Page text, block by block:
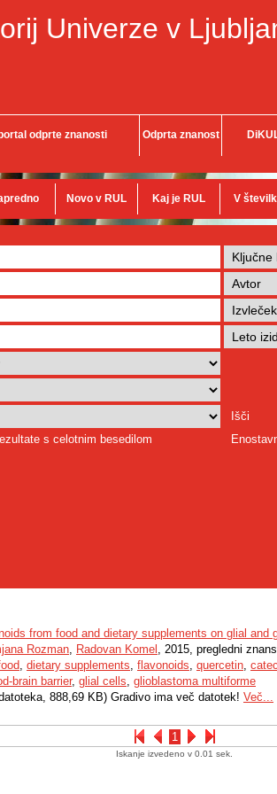
Univerze v
odprte znanosti Odprta znanost
Novo v RUL Kaj je RUL V
Išči
s celotnim besedilom
1
from food and dietary supplements on glial and
Rozman, Radovan Komel , 2015, pregledni
, dietary supplements, flavonoids, quercetin,
brain barrier, glial cells, glioblastoma multiforme
888,69 KB) Gradivo ima več datotek! Več...
Iskanje izvedeno v 0.01 sek.